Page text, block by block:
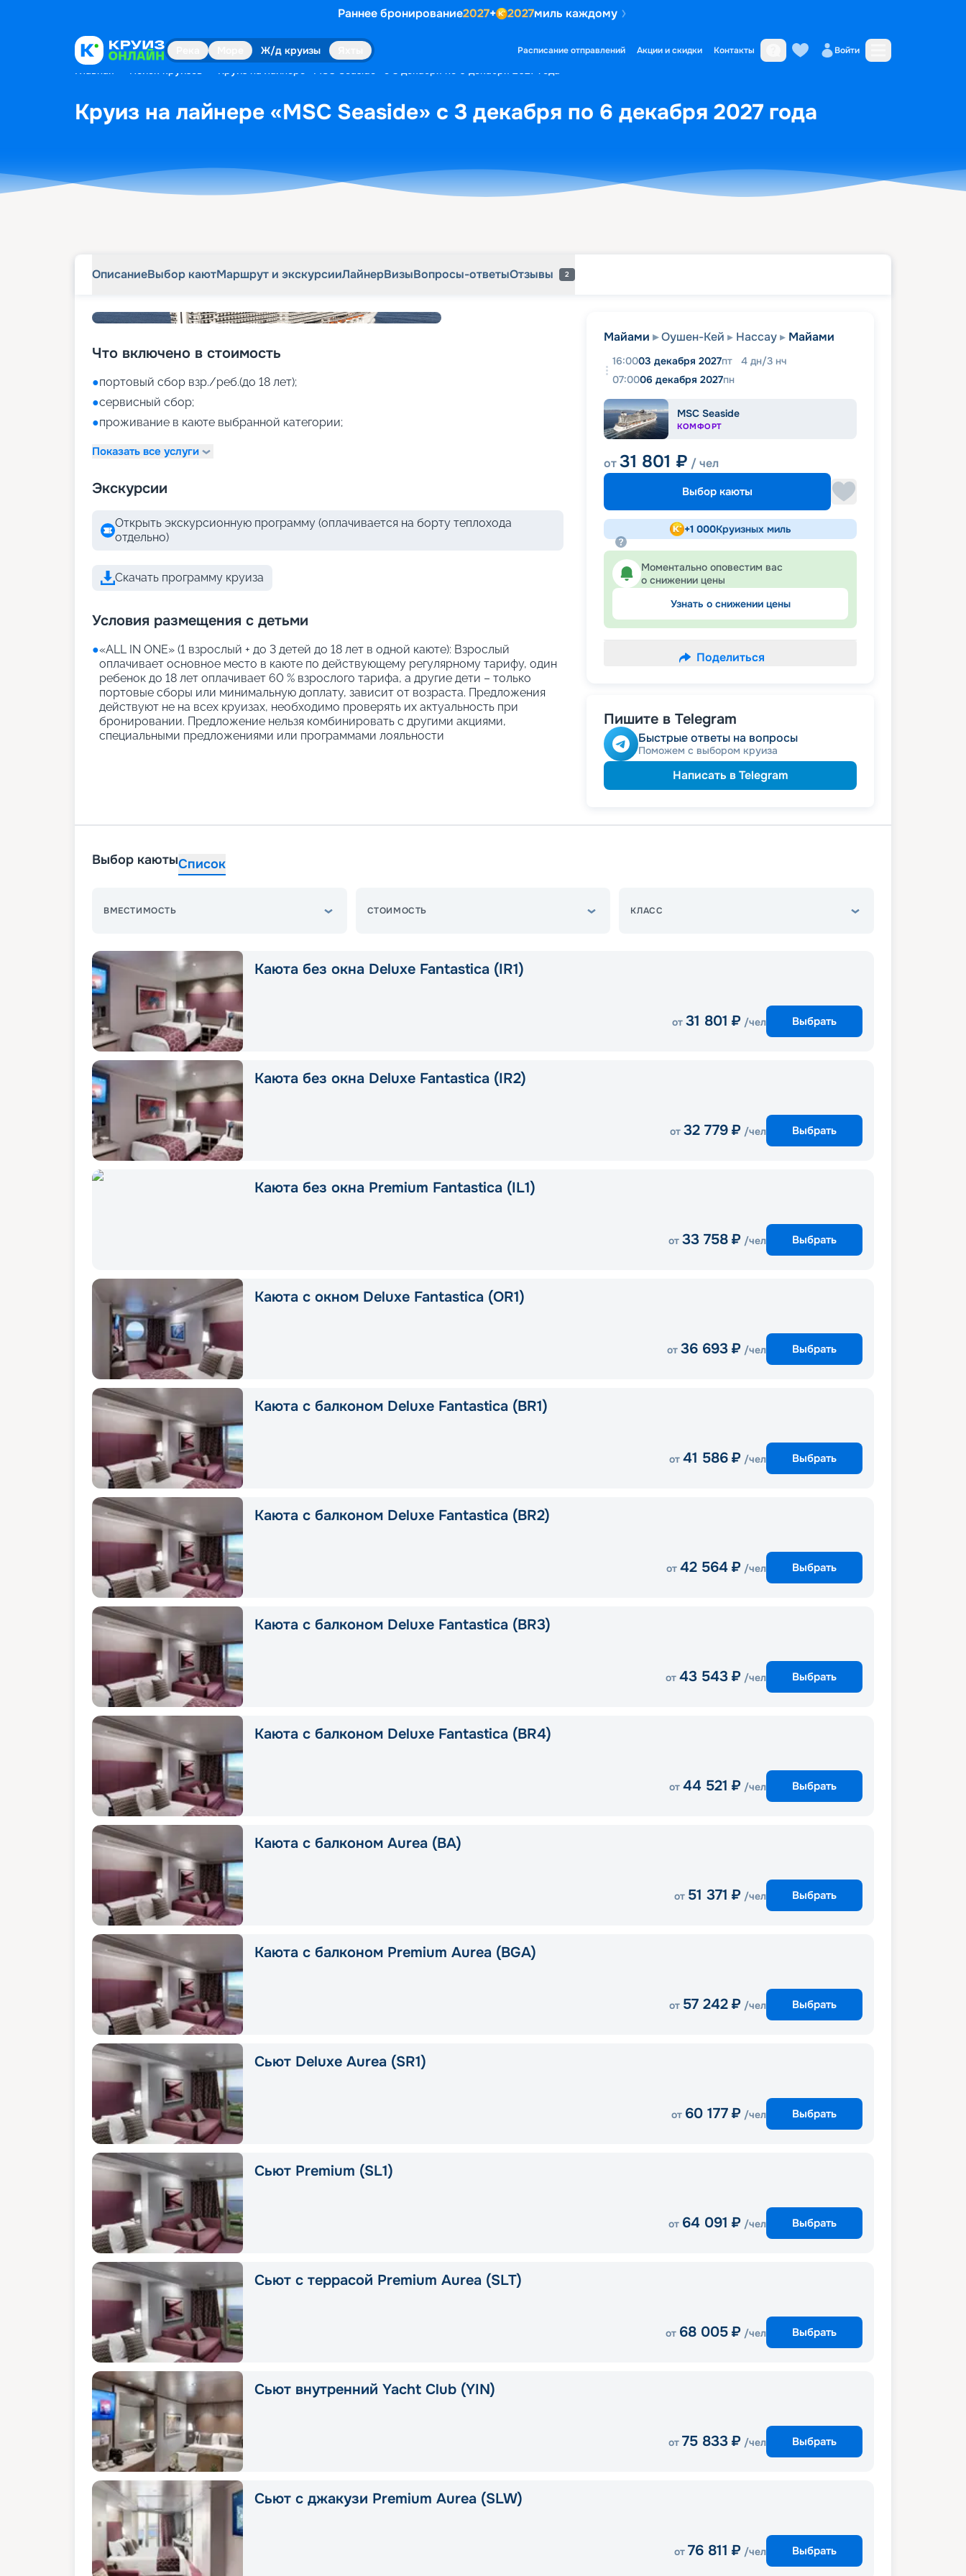
Раннее бронирование2027+ 2027миль каждому
Ж/д круизы Расписание отправлений Акции и скидки Контакты Войти
Главная Поиск круизов Круиз на лайнере «MSC Seaside» с 3 декабря по 6 декабря 2027 года
Круиз на лайнере «MSC Seaside» с 3 декабря по 6 декабря 2027 года
ОписаниеВыбор каютМаршрут и экскурсииЛайнерВизыВопросы-ответыОтзывы 2
Что включено в стоимость
●портовый сбор взр./реб.(до 18 лет);
●сервисный сбор;
●проживание в каюте выбранной категории;
Показать все услуги
Экскурсии
Открыть экскурсионную программу (оплачивается на борту теплохода
отдельно)
Скачать программу круиза
Условия размещения с детьми
●«АLL IN ONE» (1 взрослый + до 3 детей до 18 лет в одной каюте): Взрослый
оплачивает основное место в каюте по действующему регулярному тарифу, один
ребенок до 18 лет оплачивает 60 % взрослого тарифа, а другие дети – только
портовые сборы или минимальную доплату, зависит от возраста. Предложения
действуют не на всех круизах, необходимо проверять их актуальность при
бронировании. Предложение нельзя комбинировать с другими акциями,
специальными предложениями или программами лояльности
Майами Оушен-Кей Нассау Майами
16:0003 декабря 2027пт 4 дн/3 нч
07:0006 декабря 2027пн
MSC Seaside
КОМФОРТ
от31 801 ₽ / чел
Выбор каюты
+1 000Круизных миль
Моментально оповестим вас
о снижении цены
Узнать о снижении цены
Поделиться
Пишите в Telegram
Быстрые ответы на вопросы
Поможем с выбором круиза
Написать в Telegram
Выбор каютыСписок
ВМЕСТИМОСТЬ СТОИМОСТЬ КЛАСС
Каюта без окна Deluxe Fantastica (IR1)
от 31 801 ₽ /чел Выбрать
Каюта без окна Deluxe Fantastica (IR2)
от 32 779 ₽ /чел Выбрать
Каюта без окна Premium Fantastica (IL1)
от 33 758 ₽ /чел Выбрать
Каюта с окном Deluxe Fantastica (OR1)
от 36 693 ₽ /чел Выбрать
Каюта с балконом Deluxe Fantastica (BR1)
от 41 586 ₽ /чел Выбрать
Каюта с балконом Deluxe Fantastica (BR2)
от 42 564 ₽ /чел Выбрать
Каюта с балконом Deluxe Fantastica (BR3)
от 43 543 ₽ /чел Выбрать
Каюта с балконом Deluxe Fantastica (BR4)
от 44 521 ₽ /чел Выбрать
Каюта с балконом Aurea (BA)
от 51 371 ₽ /чел Выбрать
Каюта с балконом Premium Aurea (BGA)
от 57 242 ₽ /чел Выбрать
Сьют Deluxe Aurea (SR1)
от 60 177 ₽ /чел Выбрать
Сьют Premium (SL1)
от 64 091 ₽ /чел Выбрать
Сьют с террасой Premium Aurea (SLT)
от 68 005 ₽ /чел Выбрать
Сьют внутренний Yacht Club (YIN)
от 75 833 ₽ /чел Выбрать
Сьют с джакузи Premium Aurea (SLW)
от 76 811 ₽ /чел Выбрать